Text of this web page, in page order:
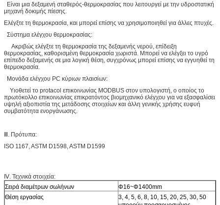
Είναι μια δεξαμενή σταθερός-θερμοκρασίας που λειτουργεί με την υδροστατική
μηχανή δοκιμής πίεσης.
Ελέγξτε τη θερμοκρασία, και μπορεί επίσης να χρησιμοποιηθεί για άλλες πτυχές.
Σύστημα ελέγχου θερμοκρασίας:
Ακριβώς ελέγξτε τη θερμοκρασία της δεξαμενής νερού, επίδειξη
θερμοκρασίας, καθορισμένη θερμοκρασία χωριστά. Μπορεί να ελέγξει το υγρό
επίπεδο δεξαμενής σε μια λογική θέση, συγχρόνως μπορεί επίσης να εγγυηθεί τη
θερμοκρασία.
Μονάδα ελέγχου PC κύριων πλαισίων:
Υιοθετεί το protacol επικοινωνίας MODBUS στον υπολογιστή, ο οποίος το
πρωτόκολλο επικοινωνίας επικρατόντος βιομηχανικό ελέγχου για να εξασφαλίσει
υψηλή αξιοπιστία της μετάδοσης στοιχείων και άλλη γενικής χρήσης ευφυή
συμβατότητα ενοργάνωσης.
Ⅲ. Πρότυπα:
ISO 1167, ASTM D1598, ASTM D1599
Ⅳ. Τεχνικά στοιχεία:
Σειρά διαμέτρων σωλήνων
Φ16~Φ1400mm
Θέση εργασίας
3, 4, 5, 6, 8, 10, 15, 20, 25, 30, 50